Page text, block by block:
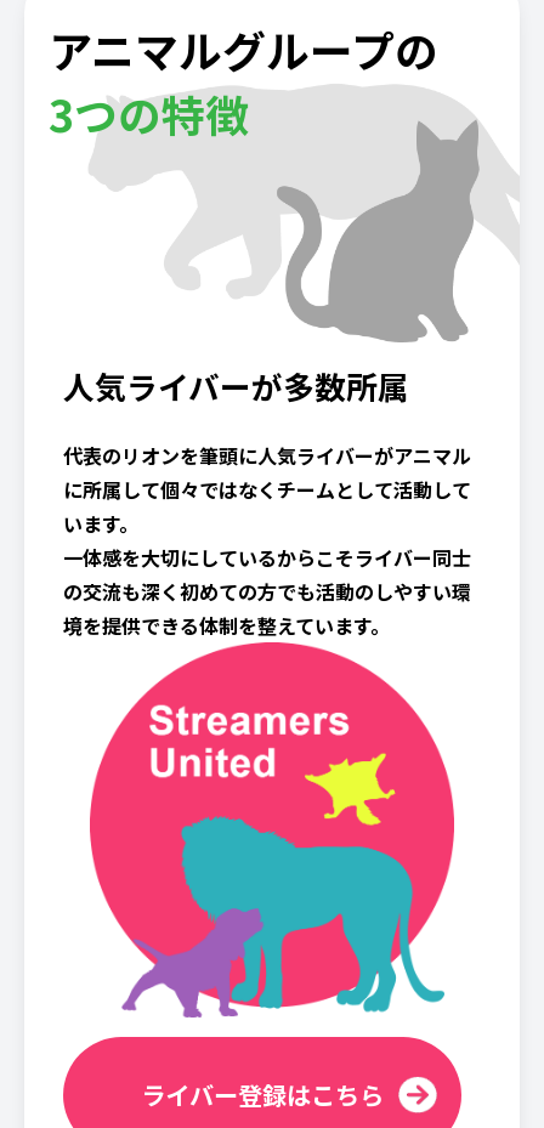
アニマルグループの
3つの特徴
人気ライバーが多数所属
代表のリオンを筆頭に人気ライバーがアニマル
に所属して個々ではなくチームとして活動して
います。
一体感を大切にしているからこそライバー同士
の交流も深く初めての方でも活動のしやすい環
境を提供できる体制を整えています。
ライバー登録はこちら